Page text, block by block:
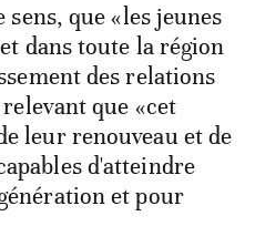
que «les jeunes
dans toute la région
des relations
que «cet
leur renouveau et de
d'atteindre
et pour